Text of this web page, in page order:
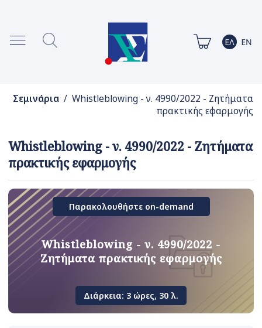
Σεμινάρια / Whistleblowing - ν. 4990/2022 - Ζητήματα
πρακτικής εφαρμογής
Whistleblowing - ν. 4990/2022 - Ζητήματα
πρακτικής εφαρμογής
Παρακολουθήστε on-demand
Whistleblowing - ν. 4990/2022 -
Ζητήματα πρακτικής εφαρμογής
Διάρκεια: 3 ώρες, 30 λ.